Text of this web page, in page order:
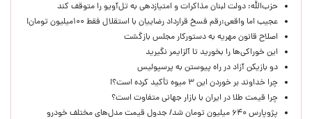
حزب‌الله: دولت لبنان مذاکرات و امتیازدهی به تل‌آویو را متوقف کند
عجیب اما واقعی:رقم فسخ قرارداد رضاییان با استقلال فقط ۱۰۰میلیون تومان!
اصلاح قانون مهریه به دستورکار مجلس بازگشت
این خوراکی‌ها را بخورید تا آلزایمر نگیرید
دو بازیکن آزاد در راه پیوستن به پرسپولیس
چرا خداوند بر خوردن این ۳ میوه تأکید کرده است؟!
چرا قیمت طلا در ایران با بازار جهانی متفاوت است؟
پژوپارس ۶۴۰ میلیون تومان شد/ جدول قیمت مدل‌های مختلف خودرو